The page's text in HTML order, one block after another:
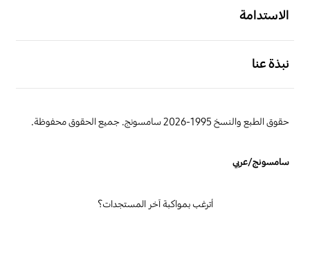
الاستدامة
نبذة عنا
حقوق الطبع والنسخ 1995-2026 سامسونج. جميع الحقوق محفوظة.
سامسونج/عربي
أترغب بمواكبة آخر المستجدات؟